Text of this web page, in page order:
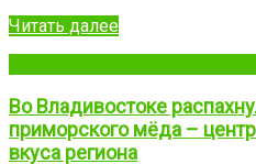
Читать далее
Во Владивостоке
приморского мёда –
вкуса региона